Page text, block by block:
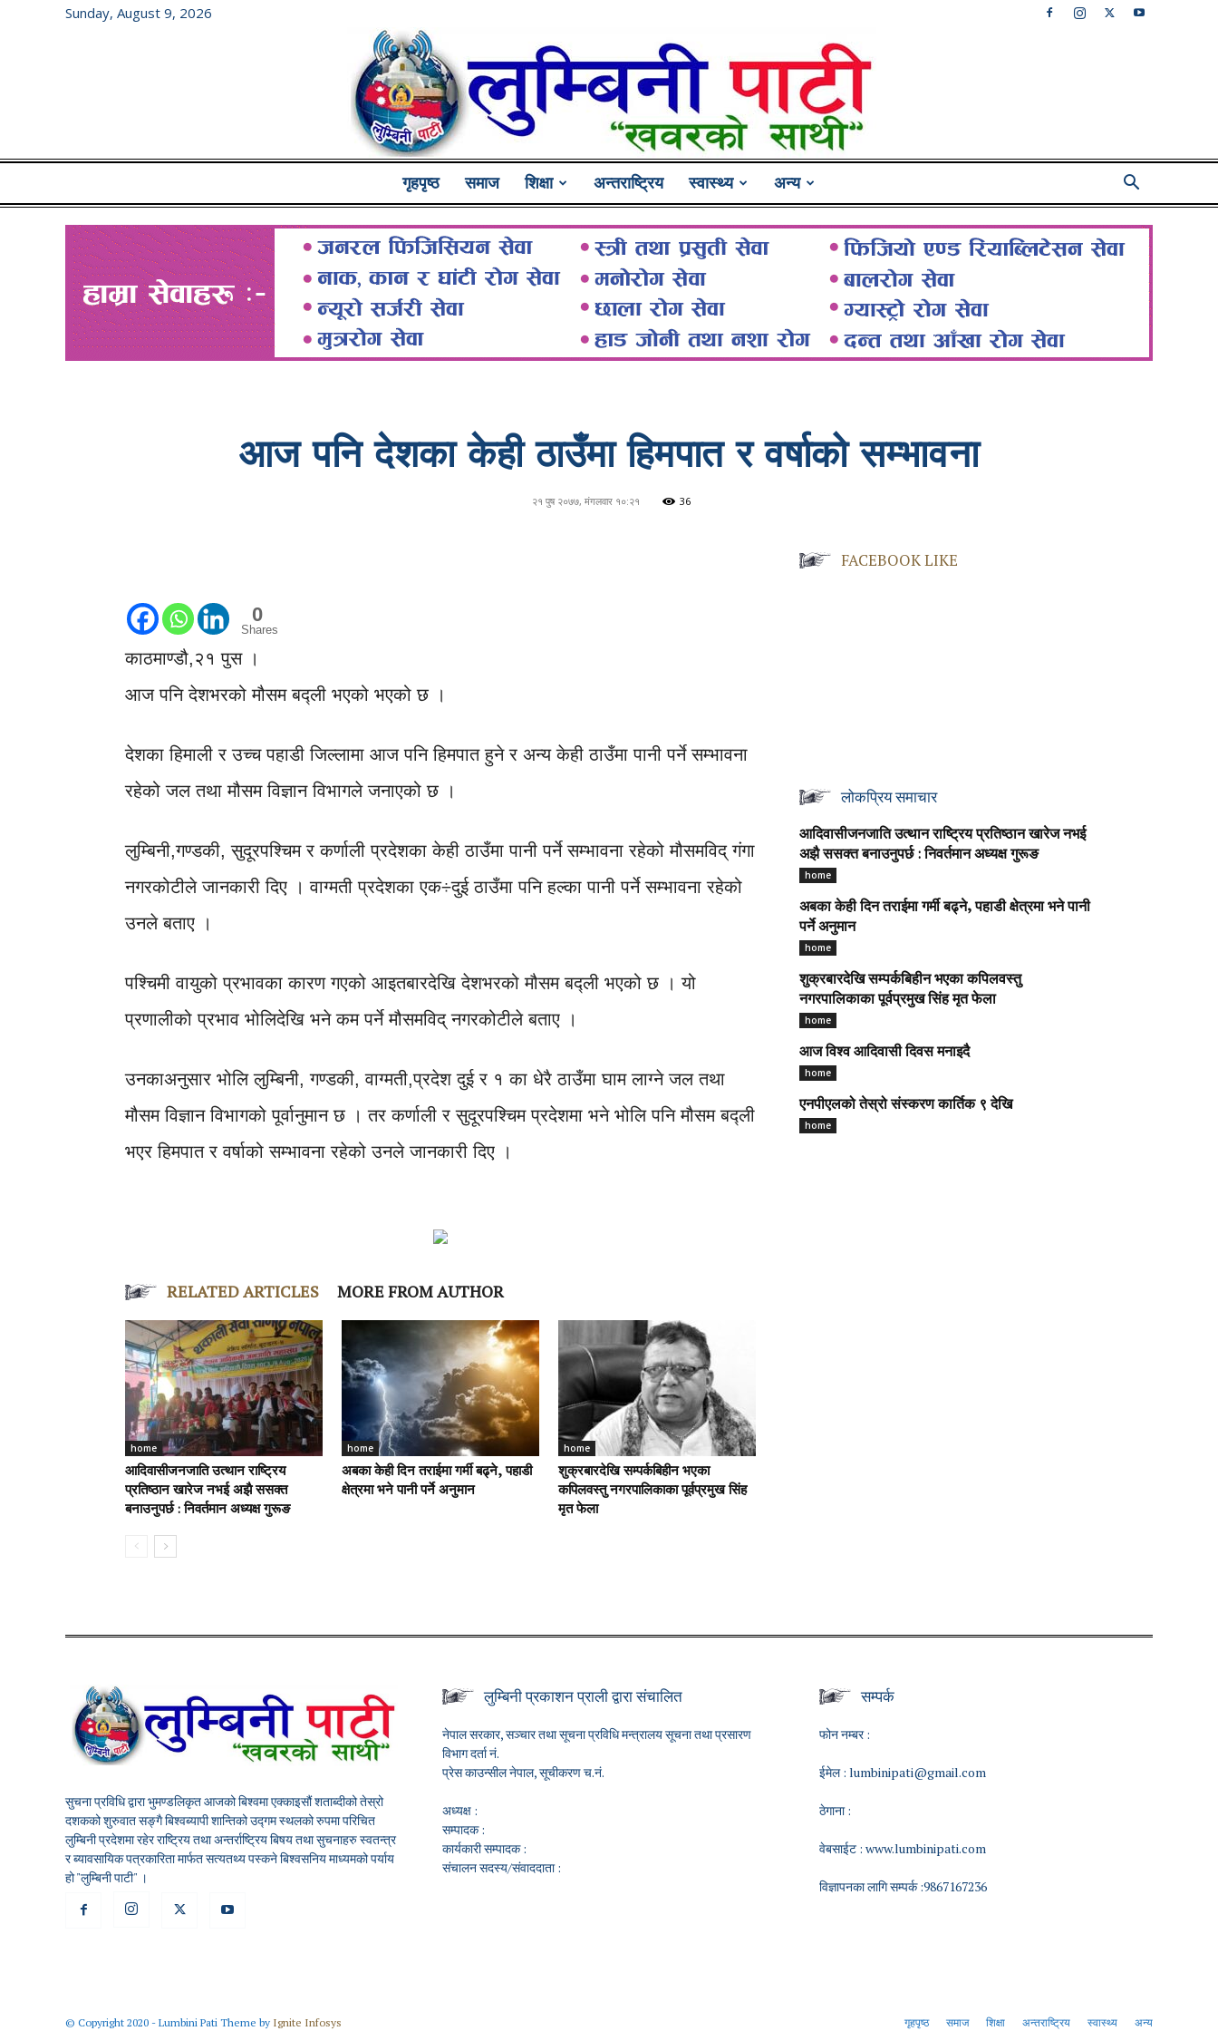
Sunday, August 9, 2026
Lumbini
Pati
गृहपृष्ठ समाज शिक्षा अन्तराष्ट्रिय स्वास्थ्य अन्य
आज पनि देशका केही ठाउँमा हिमपात र वर्षाको सम्भावना
२१ पुष २०७७, मंगलवार १०:२१ 36
0
Shares
काठमाण्डौ,२१ पुस ।
आज पनि देशभरको मौसम बद्ली भएको भएको छ ।
देशका हिमाली र उच्च पहाडी जिल्लामा आज पनि हिमपात हुने र अन्य केही ठाउँमा पानी पर्ने सम्भावना
रहेको जल तथा मौसम विज्ञान विभागले जनाएको छ ।
लुम्बिनी,गण्डकी, सुदूरपश्चिम र कर्णाली प्रदेशका केही ठाउँमा पानी पर्ने सम्भावना रहेको मौसमविद् गंगा
नगरकोटीले जानकारी दिए । वाग्मती प्रदेशका एक÷दुई ठाउँमा पनि हल्का पानी पर्ने सम्भावना रहेको
उनले बताए ।
पश्चिमी वायुको प्रभावका कारण गएको आइतबारदेखि देशभरको मौसम बद्ली भएको छ । यो
प्रणालीको प्रभाव भोलिदेखि भने कम पर्ने मौसमविद् नगरकोटीले बताए ।
उनकाअनुसार भोलि लुम्बिनी, गण्डकी, वाग्मती,प्रदेश दुई र १ का धेरै ठाउँमा घाम लाग्ने जल तथा
मौसम विज्ञान विभागको पूर्वानुमान छ । तर कर्णाली र सुदूरपश्चिम प्रदेशमा भने भोलि पनि मौसम बद्ली
भएर हिमपात र वर्षाको सम्भावना रहेको उनले जानकारी दिए ।
RELATED ARTICLES MORE FROM AUTHOR
home
आदिवासीजनजाति उत्थान राष्ट्रिय
प्रतिष्ठान खारेज नभई अझै ससक्त
बनाउनुपर्छ : निवर्तमान अध्यक्ष गुरूङ
home
अबका केही दिन तराईमा गर्मी बढ्ने, पहाडी
क्षेत्रमा भने पानी पर्ने अनुमान
home
शुक्रबारदेखि सम्पर्कबिहीन भएका
कपिलवस्तु नगरपालिकाका पूर्वप्रमुख सिंह
मृत फेला
FACEBOOK LIKE
लोकप्रिय समाचार
आदिवासीजनजाति उत्थान राष्ट्रिय प्रतिष्ठान खारेज नभई
अझै ससक्त बनाउनुपर्छ : निवर्तमान अध्यक्ष गुरूङ
home
अबका केही दिन तराईमा गर्मी बढ्ने, पहाडी क्षेत्रमा भने पानी
पर्ने अनुमान
home
शुक्रबारदेखि सम्पर्कबिहीन भएका कपिलवस्तु
नगरपालिकाका पूर्वप्रमुख सिंह मृत फेला
home
आज विश्व आदिवासी दिवस मनाइदै
home
एनपीएलको तेस्रो संस्करण कार्तिक ९ देखि
home
सुचना प्रविधि द्वारा भुमण्डलिकृत आजको बिश्वमा एक्काइसौं शताब्दीको तेस्रो
दशकको शुरुवात सङ्गै बिश्वब्यापी शान्तिको उद्गम स्थलको रुपमा परिचित
लुम्बिनी प्रदेशमा रहेर राष्ट्रिय तथा अन्तर्राष्ट्रिय बिषय तथा सुचनाहरु स्वतन्त्र
र ब्यावसायिक पत्रकारिता मार्फत सत्यतथ्य पस्कने बिश्वसनिय माध्यमको पर्याय
हो "लुम्बिनी पाटी" ।
लुम्बिनी प्रकाशन प्राली द्वारा संचालित
नेपाल सरकार, सञ्चार तथा सूचना प्रविधि मन्त्रालय सूचना तथा प्रसारण
विभाग दर्ता नं.
प्रेस काउन्सील नेपाल, सूचीकरण च.नं.
अध्यक्ष :
सम्पादक :
कार्यकारी सम्पादक :
संचालन सदस्य/संवाददाता :
सम्पर्क
फोन नम्बर :
ईमेल : lumbinipati@gmail.com
ठेगाना :
वेबसाईट : www.lumbinipati.com
विज्ञापनका लागि सम्पर्क :9867167236
गृहपृष्ठ समाज शिक्षा अन्तराष्ट्रिय स्वास्थ्य अन्य
© Copyright 2020 - Lumbini Pati Theme by Ignite Infosys